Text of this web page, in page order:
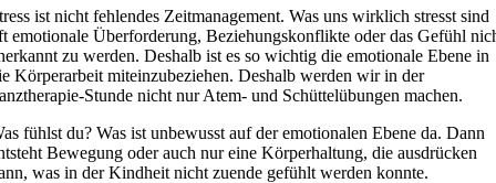
ist nicht fehlendes Zeitmanagement. Was uns wirklich stresst sind
emotionale Überforderung, Beziehungskonflikte oder das Gefühl
zu werden. Deshalb ist es so wichtig die emotionale Ebene in
Körperarbeit miteinzubeziehen. Deshalb werden wir in der
Stunde nicht nur Atem- und Schüttelübungen machen.
fühlst du? Was ist unbewusst auf der emotionalen Ebene da. Dann
Bewegung oder auch nur eine Körperhaltung, die ausdrücken
was in der Kindheit nicht zuende gefühlt werden konnte.